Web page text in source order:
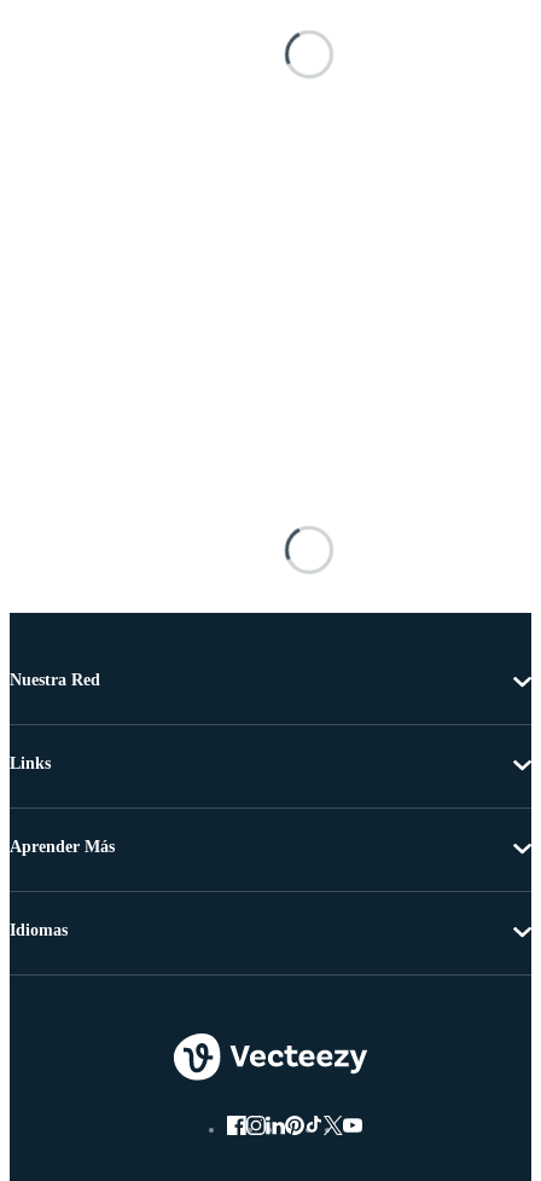
Nuestra Red
Links
Aprender Más
Idiomas